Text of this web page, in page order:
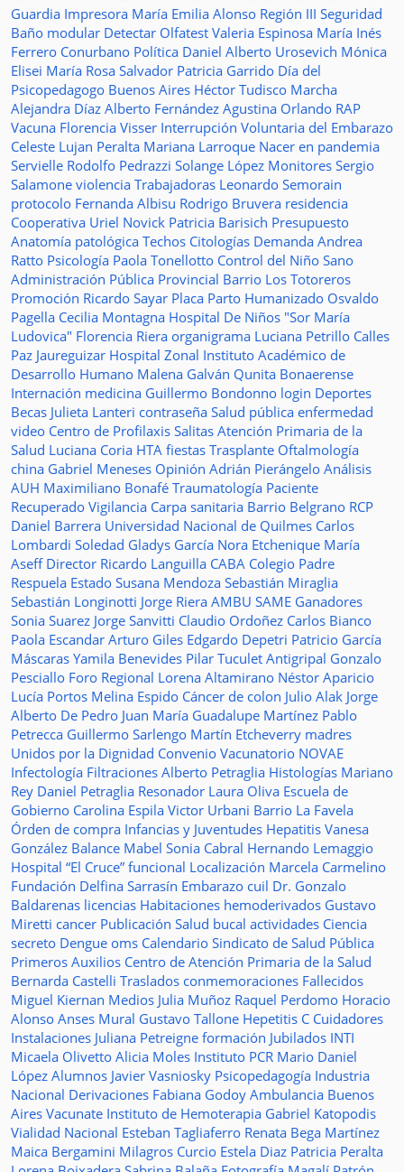
Guardia Impresora María Emilia Alonso Región III Seguridad
Baño modular Detectar Olfatest Valeria Espinosa María Inés
Ferrero Conurbano Política Daniel Alberto Urosevich Mónica
Elisei María Rosa Salvador Patricia Garrido Día del
Psicopedagogo Buenos Aires Héctor Tudisco Marcha
Alejandra Díaz Alberto Fernández Agustina Orlando RAP
Vacuna Florencia Visser Interrupción Voluntaria del Embarazo
Celeste Lujan Peralta Mariana Larroque Nacer en pandemia
Servielle Rodolfo Pedrazzi Solange López Monitores Sergio
Salamone violencia Trabajadoras Leonardo Semorain
protocolo Fernanda Albisu Rodrigo Bruvera residencia
Cooperativa Uriel Novick Patricia Barisich Presupuesto
Anatomía patológica Techos Citologías Demanda Andrea
Ratto Psicología Paola Tonellotto Control del Niño Sano
Administración Pública Provincial Barrio Los Totoreros
Promoción Ricardo Sayar Placa Parto Humanizado Osvaldo
Pagella Cecilia Montagna Hospital De Niños "Sor María
Ludovica" Florencia Riera organigrama Luciana Petrillo Calles
Paz Jaureguizar Hospital Zonal Instituto Académico de
Desarrollo Humano Malena Galván Qunita Bonaerense
Internación medicina Guillermo Bondonno login Deportes
Becas Julieta Lanteri contraseña Salud pública enfermedad
video Centro de Profilaxis Salitas Atención Primaria de la
Salud Luciana Coria HTA fiestas Trasplante Oftalmología
china Gabriel Meneses Opinión Adrián Pierángelo Análisis
AUH Maximiliano Bonafé Traumatología Paciente
Recuperado Vigilancia Carpa sanitaria Barrio Belgrano RCP
Daniel Barrera Universidad Nacional de Quilmes Carlos
Lombardi Soledad Gladys García Nora Etchenique María
Aseff Director Ricardo Languilla CABA Colegio Padre
Respuela Estado Susana Mendoza Sebastián Miraglia
Sebastián Longinotti Jorge Riera AMBU SAME Ganadores
Sonia Suarez Jorge Sanvitti Claudio Ordoñez Carlos Bianco
Paola Escandar Arturo Giles Edgardo Depetri Patricio García
Máscaras Yamila Benevides Pilar Tuculet Antigripal Gonzalo
Pesciallo Foro Regional Lorena Altamirano Néstor Aparicio
Lucía Portos Melina Espido Cáncer de colon Julio Alak Jorge
Alberto De Pedro Juan María Guadalupe Martínez Pablo
Petrecca Guillermo Sarlengo Martín Etcheverry madres
Unidos por la Dignidad Convenio Vacunatorio NOVAE
Infectología Filtraciones Alberto Petraglia Histologías Mariano
Rey Daniel Petraglia Resonador Laura Oliva Escuela de
Gobierno Carolina Espila Victor Urbani Barrio La Favela
Órden de compra Infancias y Juventudes Hepatitis Vanesa
González Balance Mabel Sonia Cabral Hernando Lemaggio
Hospital “El Cruce” funcional Localización Marcela Carmelino
Fundación Delfina Sarrasín Embarazo cuil Dr. Gonzalo
Baldarenas licencias Habitaciones hemoderivados Gustavo
Miretti cancer Publicación Salud bucal actividades Ciencia
secreto Dengue oms Calendario Sindicato de Salud Pública
Primeros Auxilios Centro de Atención Primaria de la Salud
Bernarda Castelli Traslados conmemoraciones Fallecidos
Miguel Kiernan Medios Julia Muñoz Raquel Perdomo Horacio
Alonso Anses Mural Gustavo Tallone Hepetitis C Cuidadores
Instalaciones Juliana Petreigne formación Jubilados INTI
Micaela Olivetto Alicia Moles Instituto PCR Mario Daniel
López Alumnos Javier Vasniosky Psicopedagogía Industria
Nacional Derivaciones Fabiana Godoy Ambulancia Buenos
Aires Vacunate Instituto de Hemoterapia Gabriel Katopodis
Vialidad Nacional Esteban Tagliaferro Renata Bega Martínez
Maica Bergamini Milagros Curcio Estela Diaz Patricia Peralta